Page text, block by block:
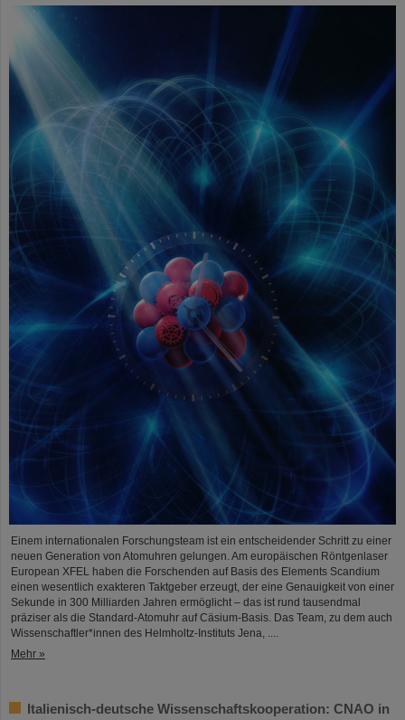
Einem internationalen Forschungsteam ist ein entscheidender Schritt zu einer
neuen Generation von Atomuhren gelungen. Am europäischen Röntgenlaser
European XFEL haben die Forschenden auf Basis des Elements Scandium
einen wesentlich exakteren Taktgeber erzeugt, der eine Genauigkeit von einer
Sekunde in 300 Milliarden Jahren ermöglicht – das ist rund tausendmal
präziser als die Standard-Atomuhr auf Cäsium-Basis. Das Team, zu dem auch
Wissenschaftler*innen des Helmholtz-Instituts Jena, ....
Mehr »
Italienisch-deutsche Wissenschaftskooperation: CNAO in